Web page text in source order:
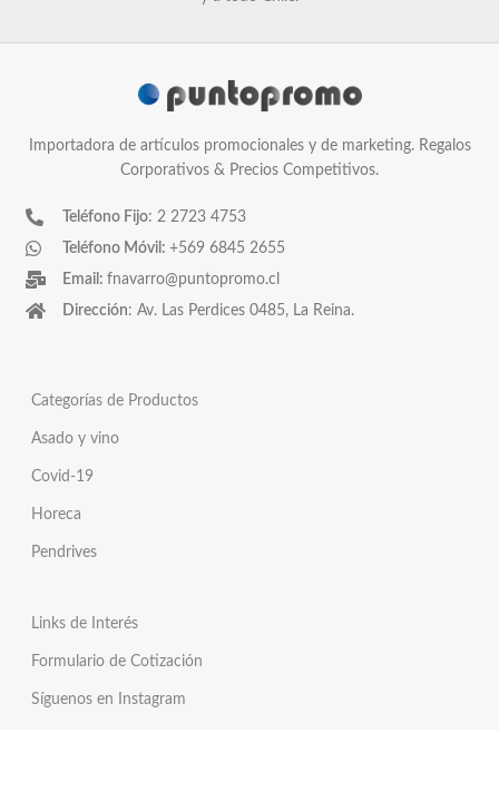
Importadora de artículos promocionales y de marketing. Regalos
Corporativos & Precios Competitivos.
Teléfono Fijo: 2 2723 4753
Teléfono Móvil: +569 6845 2655
Email: fnavarro@puntopromo.cl
Dirección: Av. Las Perdices 0485, La Reina.
Categorías de Productos
Asado y vino
Covid-19
Horeca
Pendrives
Links de Interés
Formulario de Cotización
Síguenos en Instagram